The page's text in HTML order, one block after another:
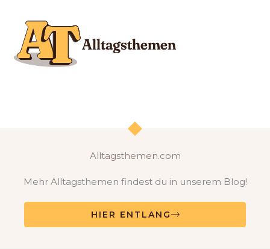
Alltagsthemen.com
Mehr Alltagsthemen findest du in unserem Blog!
HIER ENTLANG